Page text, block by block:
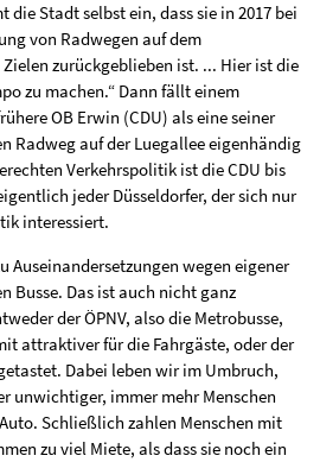
die Stadt selbst ein, dass sie in 2017 bei
von Radwegen auf dem
zurückgeblieben ist. ... Hier ist die
zu machen.“ Dann fällt einem
OB Erwin (CDU) als eine seiner
Radweg auf der Luegallee eigenhändig
Verkehrspolitik ist die CDU bis
jeder Düsseldorfer, der sich nur
interessiert.
Auseinandersetzungen wegen eigener
Busse. Das ist auch nicht ganz
der ÖPNV, also die Metrobusse,
attraktiver für die Fahrgäste, oder der
Dabei leben wir im Umbruch,
unwichtiger, immer mehr Menschen
Schließlich zahlen Menschen mit
zu viel Miete, als dass sie noch ein